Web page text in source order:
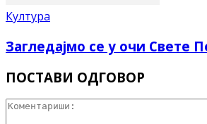
Култура
Загледајмо се у очи Свете
ПОСТАВИ ОДГОВОР